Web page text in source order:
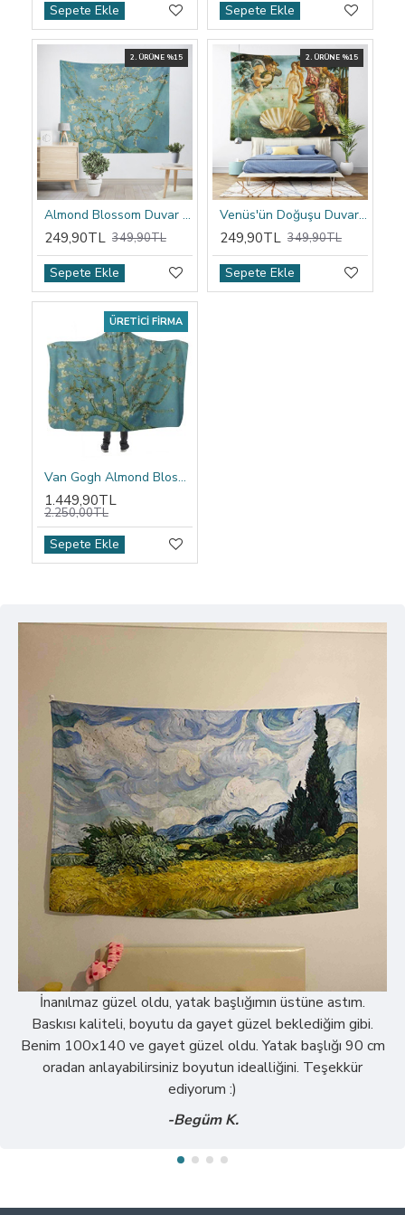
Sepete Ekle Sepete Ekle
2. ÜRÜNE %15
Almond Blossom Duvar Örtüsü
249,90TL 349,90TL
Sepete Ekle
2. ÜRÜNE %15
Venüs'ün Doğuşu Duvar Örtüsü
249,90TL 349,90TL
Sepete Ekle
ÜRETICI FIRMA
Van Gogh Almond Blossom Kapşonlu Battaniye
1.449,90TL
2.250,00TL
Sepete Ekle
İnanılmaz güzel oldu, yatak başlığımın üstüne astım.
Baskısı kaliteli, boyutu da gayet güzel beklediğim gibi.
Benim 100x140 ve gayet güzel oldu. Yatak başlığı 90 cm
oradan anlayabilirsiniz boyutun idealliğini. Teşekkür
ediyorum :)
-Begüm K.